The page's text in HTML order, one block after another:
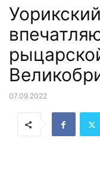
07.09.2022